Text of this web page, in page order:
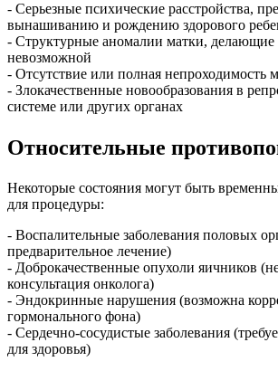
- Серьезные психические расстройства,
вынашиванию и рождению здорового
- Структурные аномалии матки, делающие
невозможной
- Отсутствие или полная непроходимость
- Злокачественные новообразования в
системе или других органах
Относительные
Некоторые состояния могут быть
для процедуры:
- Воспалительные заболевания половых
предварительное лечение)
- Доброкачественные опухоли яичников
консультация онколога)
- Эндокринные нарушения (возможна
гормонального фона)
- Сердечно-сосудистые заболевания
для здоровья)